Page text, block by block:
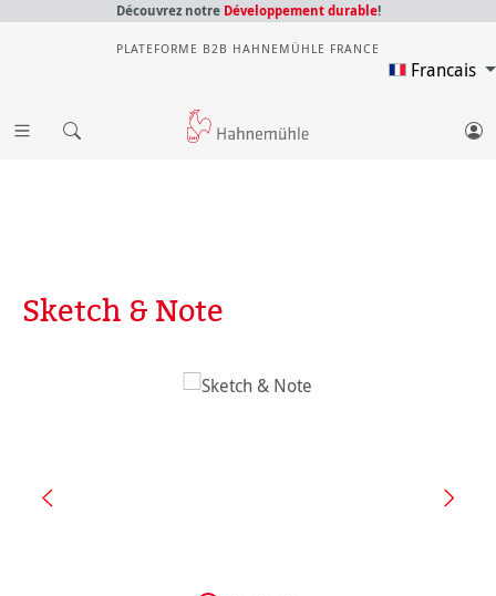
Découvrez notre Développement durable!
PLATEFORME B2B HAHNEMÜHLE FRANCE
Francais
Sketch & Note
Ignorer la galerie d'images